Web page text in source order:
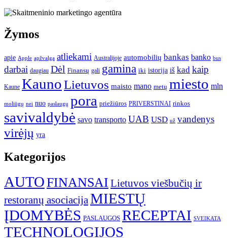
Žymos
apie Apple apžvalga atliekami Australijoje automobilių bankas banko bus
darbai daugiau Dėl Finansų gali gamina iki istorija iš kad kaip
Kaune KaunoLietuvos maisto mano metų miesto mln
moliūgų nei nuo paslaugų pora priežiūros PRIVERSTINAI rinkos
savivaldybė savo transporto UAB USD už vandenys
virėjų yra
Kategorijos
AUTOFINANSAI Lietuvos viešbučių ir
restoranų asociacijaMIESTŲ
ĮDOMYBĖS PASLAUGOS RECEPTAI SVEIKATA
TECHNOLOGIJOS